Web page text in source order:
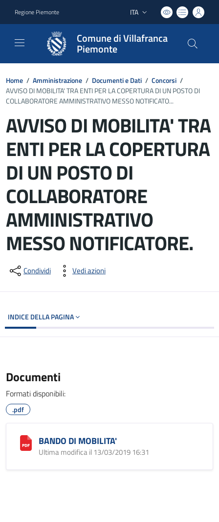
Regione Piemonte Lingua attiva:
ITA
Comune di Villafranca
Piemonte
Home / Amministrazione / Documenti e Dati / Concorsi /
AVVISO DI MOBILITA' TRA ENTI PER LA COPERTURA DI UN POSTO DI
COLLABORATORE AMMINISTRATIVO MESSO NOTIFICATO...
AVVISO DI MOBILITA' TRA
ENTI PER LA COPERTURA
DI UN POSTO DI
COLLABORATORE
AMMINISTRATIVO
MESSO NOTIFICATORE.
Dettagli del documento
Condividi Vedi azioni
INDICE DELLA PAGINA
Documenti
Formati disponibili:
.pdf
BANDO DI MOBILITA'
Ultima modifica il 13/03/2019 16:31